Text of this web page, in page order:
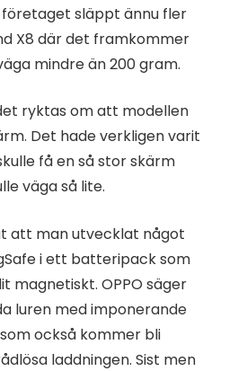
företaget släppt ännu fler
X8 där det framkommer
mindre än 200 gram.
ryktas om att modellen
Det hade verkligen varit
få en så stor skärm
väga så lite.
att man utvecklat något
i ett batteripack som
magnetiskt. OPPO säger
luren med imponerande
också kommer bli
laddningen. Sist men